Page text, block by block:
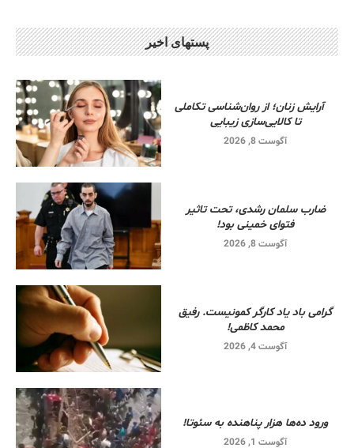
پستهای اخیر
آرایش زنان؛ از روان‌شناسی تکاملی
تا کالایی‌سازی زیبایی
آگوست 8, 2026
ضارب سلمان رشدی، تحت تاثیر
فتوای خمینی بود!
آگوست 8, 2026
گرامی باد یاد کارگر کمونیست. رفیق
محمد کاظمی!
آگوست 4, 2026
ورود ده‌ها هزار پناهنده به سئوتا!
آگوست 1, 2026